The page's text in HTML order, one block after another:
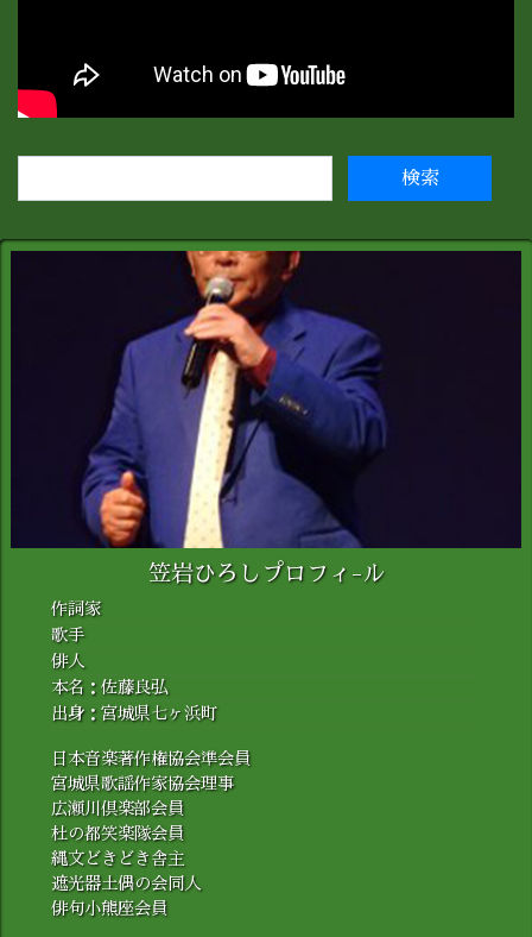
笠岩ひろしプロフィ-ル
作詞家
歌手
俳人
本名：佐藤良弘
出身：宮城県七ヶ浜町
日本音楽著作権協会準会員
宮城県歌謡作家協会理事
広瀬川倶楽部会員
杜の都笑楽隊会員
縄文どきどき舎主
遮光器土偶の会同人
俳句小熊座会員